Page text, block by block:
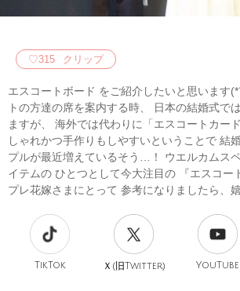
♡315 クリップ
エスコートボード をご紹介したいと思います
トの方達の席を案内する時、 日本の結婚式で
ますが、 海外では代わりに「エスコートカー
しゃれかつ手作りもしやすいということで 結
プルが最近増えているそう…！ ウエルカムス
イテムの ひとつとして今大注目の 『エスコ
プレ花嫁さまにとって 参考になりましたら
TikTok Ｘ(旧Twitter) YouTube